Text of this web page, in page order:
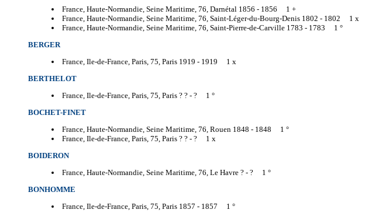
France, Haute-Normandie, Seine Maritime, 76, Darnétal 1856 - 1856 1 +
France, Haute-Normandie, Seine Maritime, 76, Saint-Léger-du-Bourg-Denis 1802 - 1802 1 x
France, Haute-Normandie, Seine Maritime, 76, Saint-Pierre-de-Carville 1783 - 1783 1 °
BERGER
France, Ile-de-France, Paris, 75, Paris 1919 - 1919 1 x
BERTHELOT
France, Ile-de-France, Paris, 75, Paris ? ? - ? 1 °
BOCHET-FINET
France, Haute-Normandie, Seine Maritime, 76, Rouen 1848 - 1848 1 °
France, Ile-de-France, Paris, 75, Paris ? ? - ? 1 x
BOIDERON
France, Haute-Normandie, Seine Maritime, 76, Le Havre ? - ? 1 °
BONHOMME
France, Ile-de-France, Paris, 75, Paris 1857 - 1857 1 °